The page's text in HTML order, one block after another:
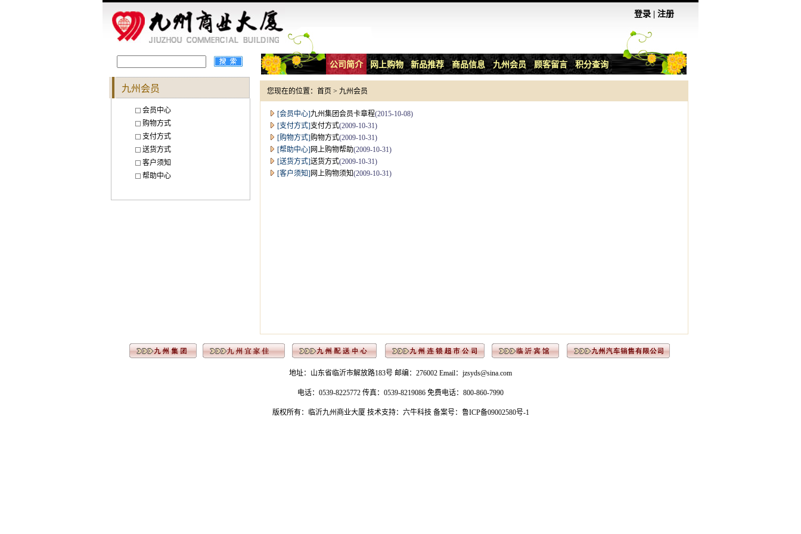
登录 注册
公司简介 网上购物 新品推荐 商品信息 九州会员 顾客留言 积分查询
九州会员
会员中心
购物方式
支付方式
送货方式
客户须知
帮助中心
您现在的位置： 首页 > 九州会员
[会员中心]九州集团会员卡章程(2015-10-08)
[支付方式]支付方式(2009-10-31)
[购物方式]购物方式(2009-10-31)
[帮助中心] 网上购物帮助(2009-10-31)
[送货方式]送货方式(2009-10-31)
[客户须知] 网上购物须知(2009-10-31)
地址：山东省临沂市解放路183号 邮编：276002 Email：jzsyds@sina.com
电话：0539-8225772 传真：0539-8219086 免费电话：800-860-7990
版权所有：临沂九州商业大厦 技术支持： 六牛科技 备案号：鲁ICP备09002580号-1